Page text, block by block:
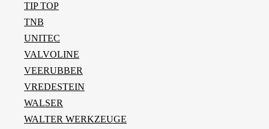
TIP TOP
TNB
UNITEC
VALVOLINE
VEERUBBER
VREDESTEIN
WALSER
WALTER WERKZEUGE